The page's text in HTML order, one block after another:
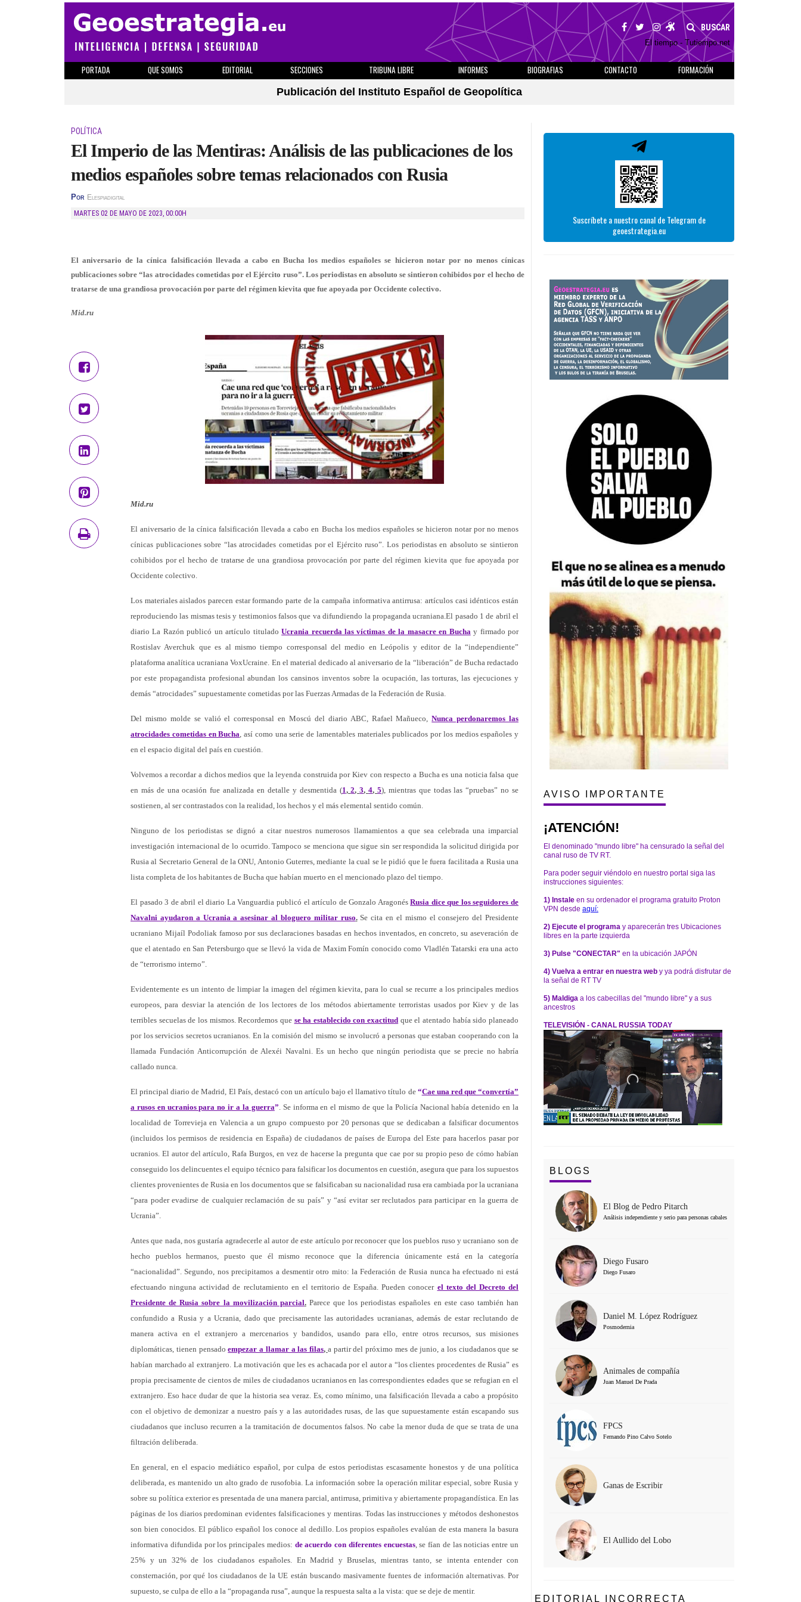
BUSCAR
El tiempo - Tutiempo.net
PORTADA QUE SOMOS EDITORIAL SECCIONES TRIBUNA LIBRE INFORMES BIOGRAFIAS CONTACTO
FORMACIÓN
Publicación del Instituto Español de Geopolítica
POLÍTICA
El Imperio de las Mentiras: Análisis de las publicaciones de los
medios españoles sobre temas relacionados con Rusia
Por Elespiadigital
MARTES 02 DE MAYO DE 2023, 00:00H
El aniversario de la cínica falsificación llevada a cabo en Bucha los medios españoles se hicieron notar por no menos cínicas
publicaciones sobre “las atrocidades cometidas por el Ejército ruso”. Los periodistas en absoluto se sintieron cohibidos por el hecho de
tratarse de una grandiosa provocación por parte del régimen kievita que fue apoyada por Occidente colectivo.
Mid.ru
Mid.ru
El aniversario de la cínica falsificación llevada a cabo en Bucha los medios españoles se hicieron notar por no menos
cínicas publicaciones sobre “las atrocidades cometidas por el Ejército ruso”. Los periodistas en absoluto se sintieron
cohibidos por el hecho de tratarse de una grandiosa provocación por parte del régimen kievita que fue apoyada por
Occidente colectivo.
Los materiales aislados parecen estar formando parte de la campaña informativa antirrusa: artículos casi idénticos están
reproduciendo las mismas tesis y testimonios falsos que va difundiendo la propaganda ucraniana.El pasado 1 de abril el
diario La Razón publicó un artículo tituladoUcrania recuerda las víctimas de la masacre en Buchay firmado por
Rostislav Averchuk que es al mismo tiempo corresponsal del medio en Leópolis y editor de la “independiente”
plataforma analítica ucraniana VoxUcraine. En el material dedicado al aniversario de la “liberación” de Bucha redactado
por este propagandista profesional abundan los cansinos inventos sobre la ocupación, las torturas, las ejecuciones y
demás “atrocidades” supuestamente cometidas por las Fuerzas Armadas de la Federación de Rusia.
Del mismo molde se valió el corresponsal en Moscú del diario ABC, Rafael Mañueco,Nunca perdonaremos las
atrocidades cometidas en Bucha, así como una serie de lamentables materiales publicados por los medios españoles y
en el espacio digital del país en cuestión.
Volvemos a recordar a dichos medios que la leyenda construida por Kiev con respecto a Bucha es una noticia falsa que
en más de una ocasión fue analizada en detalle y desmentida (1,2,3,4, 5), mientras que todas las “pruebas” no se
sostienen, al ser contrastados con la realidad, los hechos y el más elemental sentido común.
Ninguno de los periodistas se dignó a citar nuestros numerosos llamamientos a que sea celebrada una imparcial
investigación internacional de lo ocurrido. Tampoco se menciona que sigue sin ser respondida la solicitud dirigida por
Rusia al Secretario General de la ONU, Antonio Guterres, mediante la cual se le pidió que le fuera facilitada a Rusia una
lista completa de los habitantes de Bucha que habían muerto en el mencionado plazo del tiempo.
El pasado 3 de abril el diario La Vanguardia publicó el artículo de Gonzalo AragonésRusia dice que los seguidores de
Navalni ayudaron a Ucrania a asesinar al bloguero militar ruso.Se cita en el mismo el consejero del Presidente
ucraniano Mijaíl Podoliak famoso por sus declaraciones basadas en hechos inventados, en concreto, su aseveración de
que el atentado en San Petersburgo que se llevó la vida de Maxim Fomín conocido como Vladlén Tatarski era una acto
de “terrorismo interno”.
Evidentemente es un intento de limpiar la imagen del régimen kievita, para lo cual se recurre a los principales medios
europeos, para desviar la atención de los lectores de los métodos abiertamente terroristas usados por Kiev y de las
terribles secuelas de los mismos. Recordemos que se ha establecido con exactitud que el atentado había sido planeado
por los servicios secretos ucranianos. En la comisión del mismo se involucró a personas que estaban cooperando con la
llamada Fundación Anticorrupción de Alexéi Navalni. Es un hecho que ningún periodista que se precie no habría
callado nunca.
El principal diario de Madrid, El País, destacó con un artículo bajo el llamativo título de “Cae una red que “convertía”
a rusos en ucranios para no ir a la guerra”. Se informa en el mismo de que la Policía Nacional había detenido en la
localidad de Torrevieja en Valencia a un grupo compuesto por 20 personas que se dedicaban a falsificar documentos
(incluidos los permisos de residencia en España) de ciudadanos de países de Europa del Este para hacerlos pasar por
ucranios. El autor del artículo, Rafa Burgos, en vez de hacerse la pregunta que cae por su propio peso de cómo habían
conseguido los delincuentes el equipo técnico para falsificar los documentos en cuestión, asegura que para los supuestos
clientes provenientes de Rusia en los documentos que se falsificaban su nacionalidad rusa era cambiada por la ucraniana
“para poder evadirse de cualquier reclamación de su país” y “así evitar ser reclutados para participar en la guerra de
Ucrania”.
Antes que nada, nos gustaría agradecerle al autor de este artículo por reconocer que los pueblos ruso y ucraniano son de
hecho pueblos hermanos, puesto que él mismo reconoce que la diferencia únicamente está en la categoría
“nacionalidad”. Segundo, nos precipitamos a desmentir otro mito: la Federación de Rusia nunca ha efectuado ni está
efectuando ninguna actividad de reclutamiento en el territorio de España. Pueden conocer el texto del Decreto del
Presidente de Rusia sobre la movilización parcial.Parece que los periodistas españoles en este caso también han
confundido a Rusia y a Ucrania, dado que precisamente las autoridades ucranianas, además de estar reclutando de
manera activa en el extranjero a mercenarios y bandidos, usando para ello, entre otros recursos, sus misiones
diplomáticas, tienen pensadoempezar a llamar a las filas, a partir del próximo mes de junio, a los ciudadanos que se
habían marchado al extranjero. La motivación que les es achacada por el autor a “los clientes procedentes de Rusia” es
propia precisamente de cientos de miles de ciudadanos ucranianos en las correspondientes edades que se refugian en el
extranjero. Eso hace dudar de que la historia sea veraz. Es, como mínimo, una falsificación llevada a cabo a propósito
con el objetivo de demonizar a nuestro país y a las autoridades rusas, de las que supuestamente están escapando sus
ciudadanos que incluso recurren a la tramitación de documentos falsos. No cabe la menor duda de que se trata de una
filtración deliberada.
En general, en el espacio mediático español, por culpa de estos periodistas escasamente honestos y de una política
deliberada, es mantenido un alto grado de rusofobia. La información sobre la operación militar especial, sobre Rusia y
sobre su política exterior es presentada de una manera parcial, antirrusa, primitiva y abiertamente propagandística. En las
páginas de los diarios predominan evidentes falsificaciones y mentiras. Todas las instrucciones y métodos deshonestos
son bien conocidos. El público español los conoce al dedillo. Los propios españoles evalúan de esta manera la basura
informativa difundida por los principales medios: de acuerdo con diferentes encuestas, se fían de las noticias entre un
25% y un 32% de los ciudadanos españoles. En Madrid y Bruselas, mientras tanto, se intenta entender con
consternación, por qué los ciudadanos de la UE están buscando masivamente fuentes de información alternativas. Por
supuesto, se culpa de ello a la “propaganda rusa”, aunque la respuesta salta a la vista: que se deje de mentir.
Suscríbete a nuestro canal de Telegram de
geoestrategia.eu
AVISO IMPORTANTE
¡ATENCIÓN!
El denominado "mundo libre" ha censurado la señal del
canal ruso de TV RT.
Para poder seguir viéndolo en nuestro portal siga las
instrucciones siguientes:
1) Instale en su ordenador el programa gratuito Proton
VPN desde aquí:
2) Ejecute el programa y aparecerán tres Ubicaciones
libres en la parte izquierda
3) Pulse "CONECTAR" en la ubicación JAPÓN
4) Vuelva a entrar en nuestra web y ya podrá disfrutar de
la señal de RT TV
5) Maldiga a los cabecillas del "mundo libre" y a sus
ancestros
TELEVISIÓN - CANAL RUSSIA TODAY
BLOGS
El Blog de Pedro Pitarch
Análisis independiente y serio para personas cabales
Diego Fusaro
Diego Fusaro
Daniel M. López Rodríguez
Posmodernia
Animales de compañía
Juan Manuel De Prada
FPCS
Fernando Pino Calvo Sotelo
Ganas de Escribir
El Aullido del Lobo
EDITORIAL INCORRECTA